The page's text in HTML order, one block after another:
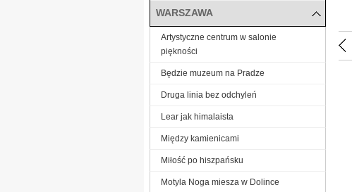
WARSZAWA
Artystyczne centrum w salonie
piękności
Będzie muzeum na Pradze
Druga linia bez odchyleń
Lear jak himalaista
Między kamienicami
Miłość po hiszpańsku
Motyla Noga miesza w Dolince